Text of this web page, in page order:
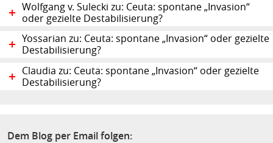
Wolfgang v. Sulecki zu: Ceuta: spontane „Invasion“
oder gezielte Destabilisierung?
Yossarian zu: Ceuta: spontane „Invasion“ oder gezielte
Destabilisierung?
Claudia zu: Ceuta: spontane „Invasion“ oder gezielte
Destabilisierung?
Dem Blog per Email folgen: